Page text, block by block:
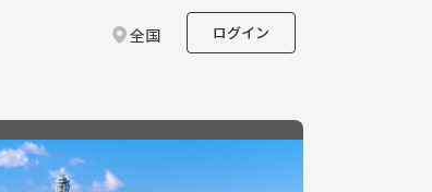
全国 ログイン